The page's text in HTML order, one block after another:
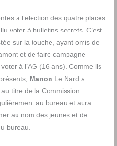
à l’élection des quatre places
voter à bulletins secrets. C’est
sur la touche, ayant omis de
et de faire campagne
à l’AG (16 ans). Comme ils
Manon Le Nard a
titre de la Commission
au bureau et aura
au nom des jeunes et de
bureau.